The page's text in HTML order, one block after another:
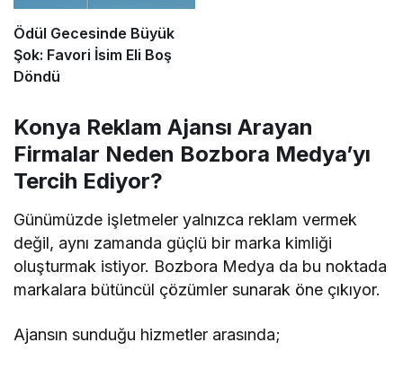
Ödül Gecesinde Büyük
Şok: Favori İsim Eli Boş
Döndü
Konya Reklam Ajansı Arayan
Firmalar Neden Bozbora Medya’yı
Tercih Ediyor?
Günümüzde işletmeler yalnızca reklam vermek
değil, aynı zamanda güçlü bir marka kimliği
oluşturmak istiyor. Bozbora Medya da bu noktada
markalara bütüncül çözümler sunarak öne çıkıyor.
Ajansın sunduğu hizmetler arasında;